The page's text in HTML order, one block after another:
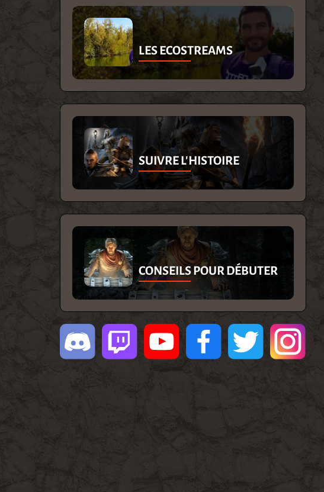
LES ECOSTREAMS
SUIVRE L'HISTOIRE
CONSEILS POUR DÉBUTER